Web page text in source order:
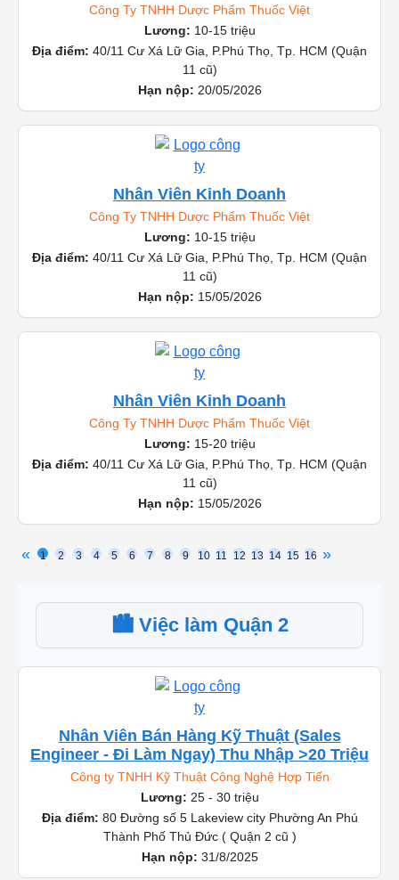
Công Ty TNHH Dược Phẩm Thuốc Việt
Lương: 10-15 triệu
Địa điểm: 40/11 Cư Xá Lữ Gia, P.Phú Thọ, Tp. HCM (Quận
11 cũ)
Hạn nộp: 20/05/2026
Nhân Viên Kinh Doanh
Công Ty TNHH Dược Phẩm Thuốc Việt
Lương: 10-15 triệu
Địa điểm: 40/11 Cư Xá Lữ Gia, P.Phú Thọ, Tp. HCM (Quận
11 cũ)
Hạn nộp: 15/05/2026
Nhân Viên Kinh Doanh
Công Ty TNHH Dược Phẩm Thuốc Việt
Lương: 15-20 triệu
Địa điểm: 40/11 Cư Xá Lữ Gia, P.Phú Thọ, Tp. HCM (Quận
11 cũ)
Hạn nộp: 15/05/2026
« 1 2 3 4 5 6 7 8 9 10 11 12 13 14 15 16 »
🏙️ Việc làm Quận 2
Nhân Viên Bán Hàng Kỹ Thuật (Sales
Engineer - Đi Làm Ngay) Thu Nhập >20 Triệu
Công ty TNHH Kỹ Thuật Công Nghệ Hợp Tiến
Lương: 25 - 30 triệu
Địa điểm: 80 Đường số 5 Lakeview city Phường An Phú
Thành Phố Thủ Đức ( Quận 2 cũ )
Hạn nộp: 31/8/2025